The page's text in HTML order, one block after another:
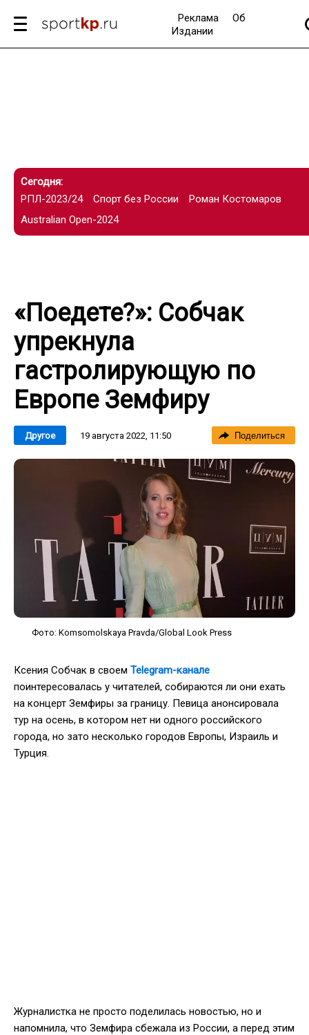
Реклама
Об
Издании
Сегодня:
РПЛ-2023/24
Спорт без России
Роман Костомаров
Australian Open-2024
«Поедете?»: Собчак
упрекнула
гастролирующую по
Европе Земфиру
Другое 19 августа 2022, 11:50 Поделиться
Фото: Komsomolskaya Pravda/Global Look Press
Ксения Собчак в своем Telegram-канале
поинтересовалась у читателей, собираются ли они ехать
на концерт Земфиры за границу. Певица анонсировала
тур на осень, в котором нет ни одного российского
города, но зато несколько городов Европы, Израиль и
Турция.
Журналистка не просто поделилась новостью, но и
напомнила, что Земфира сбежала из России, а перед этим